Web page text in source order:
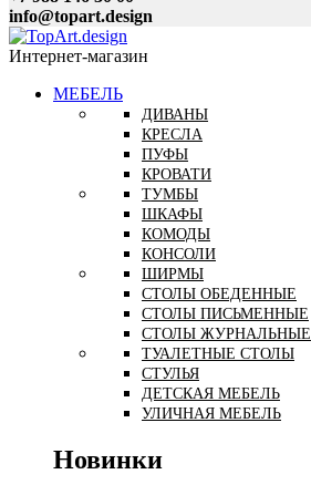
info@topart.design
Интернет-магазин
МЕБЕЛЬ
ДИВАНЫ
КРЕСЛА
ПУФЫ
КРОВАТИ
ТУМБЫ
ШКАФЫ
КОМОДЫ
КОНСОЛИ
ШИРМЫ
СТОЛЫ ОБЕДЕННЫЕ
СТОЛЫ ПИСЬМЕННЫЕ
СТОЛЫ ЖУРНАЛЬНЫЕ
ТУАЛЕТНЫЕ СТОЛЫ
СТУЛЬЯ
ДЕТСКАЯ МЕБЕЛЬ
УЛИЧНАЯ МЕБЕЛЬ
Новинки